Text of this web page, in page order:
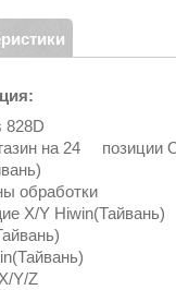
на 24 позиции
обработки
X/Y Hiwin(Тайвань)
Y/Z